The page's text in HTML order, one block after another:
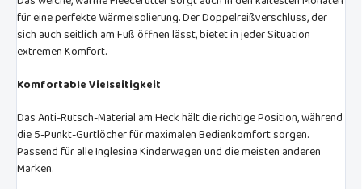
für eine perfekte Wärmeisolierung. Der Doppelreißverschluss, der
sich auch seitlich am Fuß öffnen lässt, bietet in jeder Situation
extremen Komfort.
Komfortable Vielseitigkeit
Das Anti-Rutsch-Material am Heck hält die richtige Position, während
die 5-Punkt-Gurtlöcher für maximalen Bedienkomfort sorgen.
Passend für alle Inglesina Kinderwagen und die meisten anderen
Marken.